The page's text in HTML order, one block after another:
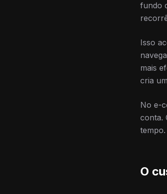
fundo
Isso
mais
cria
No e-
conta.
tempo.
O